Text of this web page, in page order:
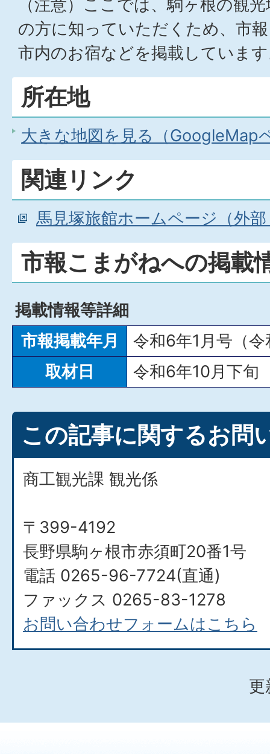
（注意）ここでは、駒ヶ根の観
の方に知っていただくため、市
市内のお宿などを掲載していま
所在地
大きな地図を見る（GoogleMap
関連リンク
馬見塚旅館ホームページ（外
市報こまがねへの掲載
掲載情報等詳細
市報掲載年月
令和6年1月号（
取材日
令和6年10月下旬
この記事に関するお問
商工観光課 観光係
〒399-4192
長野県駒ヶ根市赤須町20番1号
電話 0265-96-7724(直通)
ファックス 0265-83-1278
お問い合わせフォームはこちら
更